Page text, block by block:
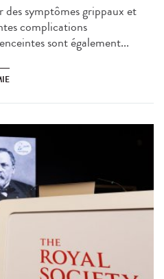
symptômes grippaux et
complications
sont également...